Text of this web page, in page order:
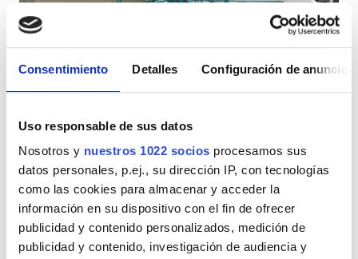
Consentimiento Detalles Configuración de anuncios
Uso responsable de sus datos
Nosotros y nuestros 1022 socios procesamos sus
datos personales, p.ej., su dirección IP, con tecnologías
como las cookies para almacenar y acceder la
información en su dispositivo con el fin de ofrecer
publicidad y contenido personalizados, medición de
publicidad y contenido, investigación de audiencia y
GHIC
Refrescos
WiFi gratuito
Pantallas de televisión
Traslado gratuito
Diaverum Haemodialysis Center Kazaly
Kazaly, Kazajistán
11,32 km desde el centro de la ciudad
Refrescos WiFi gratuito
Traslado gratuito
Por tratamiento
Diálisis HD 140 €
Reservación